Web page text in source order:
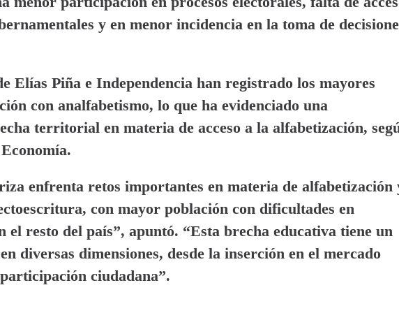
y en menor incidencia en la toma de
Elías Piña e Independencia han registrado los mayores
con analfabetismo, lo que ha evidenciado una
territorial en materia de acceso a la alfabetización,
enfrenta retos importantes en materia de alfabetización
con mayor población con dificultades en
el resto del país”, apuntó. “Esta brecha educativa tiene un
diversas dimensiones, desde la inserción en el mercado
ciudadana”.